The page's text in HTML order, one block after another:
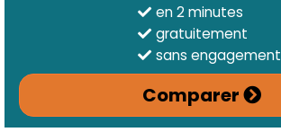
en 2 minutes
gratuitement
sans engagement
Comparer